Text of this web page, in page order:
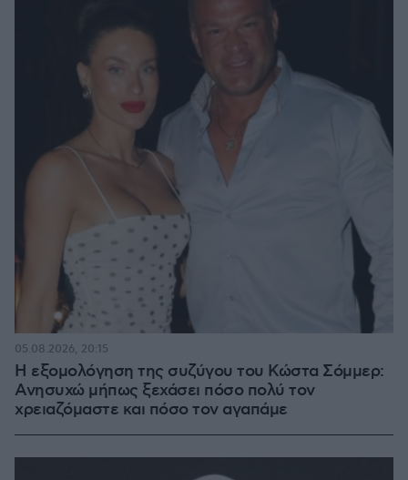
Η εξομολόγηση της συζύγου του Κώστα Σόμμερ:
Ανησυχώ μήπως ξεχάσει πόσο πολύ τον
χρειαζόμαστε και πόσο τον αγαπάμε
05.08.2026, 20:15